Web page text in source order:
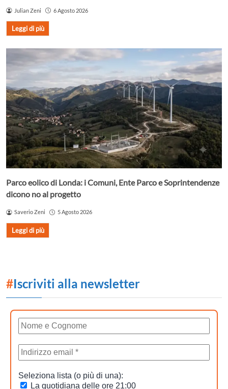
Julian Zeni 6 Agosto 2026
Leggi di più
Parco eolico di Londa: i Comuni, Ente Parco e Soprintendenze
dicono no al progetto
Saverio Zeni 5 Agosto 2026
Leggi di più
#Iscriviti alla newsletter